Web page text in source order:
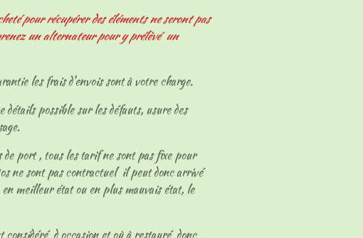
pour récupérer des éléments ne seront pas
un alternateur pour y prélèvé un
les frais d'envois sont à votre charge.
détails possible sur les défauts, usure des
de port , tous les tarif ne sont pas fixe pour
ne sont pas contractuel il peut donc arrivé
meilleur état ou en plus mauvais état, le